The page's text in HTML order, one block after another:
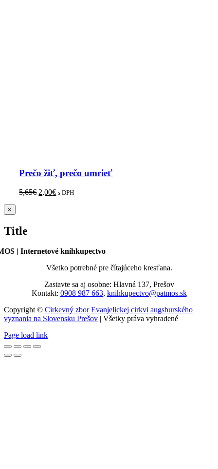
Prečo žiť, prečo umrieť
5,65€ 2,00€ s DPH
Zatvoriť
rýchle
produktu
×
Title
| Internetové kníhkupectvo
Všetko potrebné pre čítajúceho kresťana.
Zastavte sa aj osobne: Hlavná 137, Prešov
Kontakt: 0908 987 663, knihkupectvo@patmos.sk
Copyright © Cirkevný zbor Evanjelickej cirkvi augsburského
vyznania na Slovensku Prešov | Všetky práva vyhradené
Page load link